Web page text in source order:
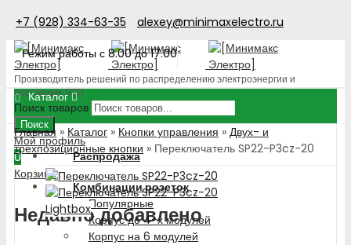
+7 (928) 334-63-35
alexey@minimaxelectro.ru
Режим работы с 8.00 до 17.00
Производитель решений по распределению электроэнергии и
поставщик ЭТП
Поиск товаров
Поиск
Мой профиль
0
Корзина
Недавно добавлено
Каталог
Распродажа
Комбинации розеток
Популярные
Корпус до 4-х модулей
Корпус на 6 модулей
Главная » Каталог » Кнопки управления » Двух- и
трехпозиционные кнопки » Переключатель SP22-P3cz-20
Lightbox